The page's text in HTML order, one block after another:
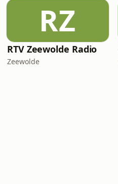
RZ
RTV Zeewolde Radio
Zeewolde